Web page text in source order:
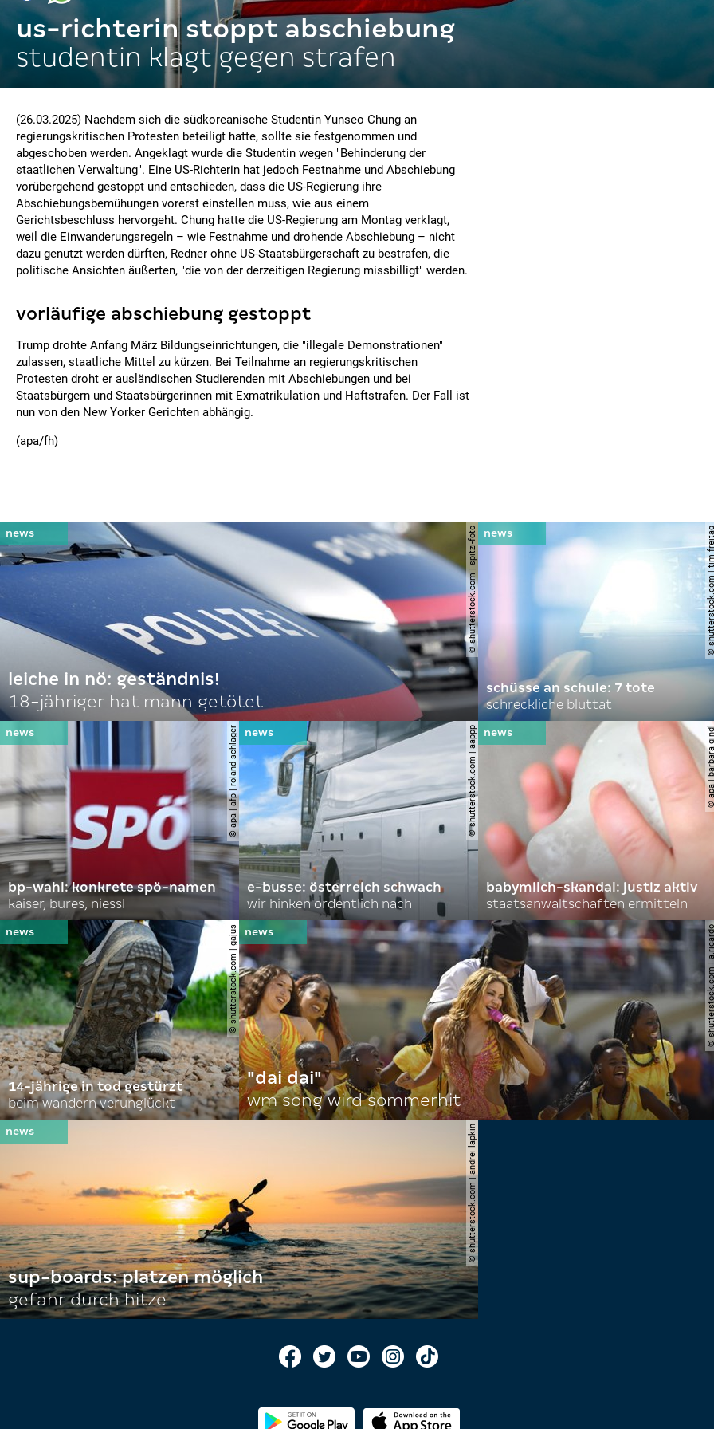
us-richterin stoppt abschiebung
studentin klagt gegen strafen
(26.03.2025) Nachdem sich die südkoreanische Studentin Yunseo Chung an
regierungskritischen Protesten beteiligt hatte, sollte sie festgenommen und
abgeschoben werden. Angeklagt wurde die Studentin wegen "Behinderung der
staatlichen Verwaltung". Eine US-Richterin hat jedoch Festnahme und Abschiebung
vorübergehend gestoppt und entschieden, dass die US-Regierung ihre
Abschiebungsbemühungen vorerst einstellen muss, wie aus einem
Gerichtsbeschluss hervorgeht. Chung hatte die US-Regierung am Montag verklagt,
weil die Einwanderungsregeln – wie Festnahme und drohende Abschiebung – nicht
dazu genutzt werden dürften, Redner ohne US-Staatsbürgerschaft zu bestrafen, die
politische Ansichten äußerten, "die von der derzeitigen Regierung missbilligt" werden.
vorläufige abschiebung gestoppt
Trump drohte Anfang März Bildungseinrichtungen, die "illegale Demonstrationen"
zulassen, staatliche Mittel zu kürzen. Bei Teilnahme an regierungskritischen
Protesten droht er ausländischen Studierenden mit Abschiebungen und bei
Staatsbürgern und Staatsbürgerinnen mit Exmatrikulation und Haftstrafen. Der Fall ist
nun von den New Yorker Gerichten abhängig.
(apa/fh)
© shutterstock.com | spitzi-foto
leiche in nö: geständnis!
18-jähriger hat mann getötet
©
schüsse an schule: 7 tote
schreckliche bluttat
© apa | afp | roland schlager
bp-wahl: konkrete spö-namen
kaiser, bures, niessl
© shutterstock.com | aappp
e-busse: österreich schwach
wir hinken ordentlich nach
© apa |
babymilch-skandal: justiz aktiv
staatsanwaltschaften ermitteln
© shutterstock.com | gajus
14-jährige in tod gestürzt
beim wandern verunglückt
©
"dai dai"
wm song wird sommerhit
© shutterstock.com | andrei lapkin
sup-boards: platzen möglich
gefahr durch hitze